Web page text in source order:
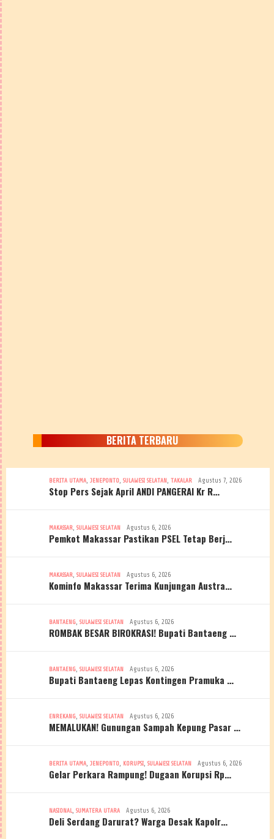
BERITA TERBARU
BERITA UTAMA, JENEPONTO, SULAWESI SELATAN, TAKALAR Agustus 7, 2026
Stop Pers Sejak April ANDI PANGERAI Kr R…
MAKASSAR, SULAWESI SELATAN Agustus 6, 2026
Pemkot Makassar Pastikan PSEL Tetap Berj…
MAKASSAR, SULAWESI SELATAN Agustus 6, 2026
Kominfo Makassar Terima Kunjungan Austra…
BANTAENG, SULAWESI SELATAN Agustus 6, 2026
ROMBAK BESAR BIROKRASI! Bupati Bantaeng …
BANTAENG, SULAWESI SELATAN Agustus 6, 2026
Bupati Bantaeng Lepas Kontingen Pramuka …
ENREKANG, SULAWESI SELATAN Agustus 6, 2026
MEMALUKAN! Gunungan Sampah Kepung Pasar …
BERITA UTAMA, JENEPONTO, KORUPSI, SULAWESI SELATAN Agustus 6, 2026
Gelar Perkara Rampung! Dugaan Korupsi Rp…
NASIONAL, SUMATERA UTARA Agustus 6, 2026
Deli Serdang Darurat? Warga Desak Kapolr…